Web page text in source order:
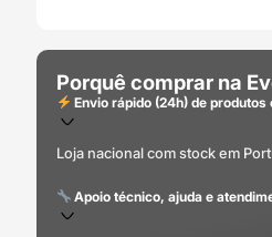
Porquê comprar na
Envio rápido (24h) de produtos
Loja nacional com stock em
Apoio técnico, ajuda e